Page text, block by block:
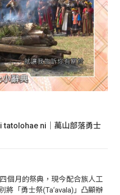
tatolohae ni｜萬山部落勇士
個月的祭典，現今配合族人工
將「勇士祭(Ta‘avala)」凸顯辦